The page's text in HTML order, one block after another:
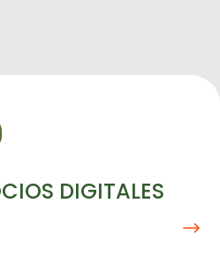
DIGITALES